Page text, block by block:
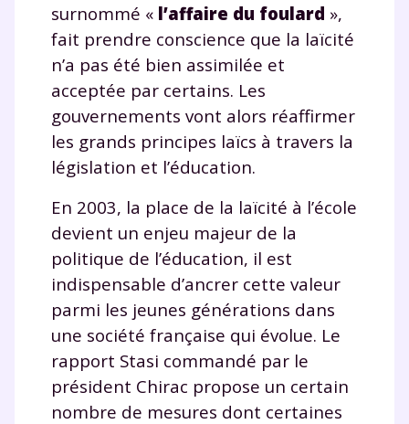
surnommé « l’affaire du foulard »,
fait prendre conscience que la laïcité
n’a pas été bien assimilée et
acceptée par certains. Les
gouvernements vont alors réaffirmer
les grands principes laïcs à travers la
législation et l’éducation.
En 2003, la place de la laïcité à l’école
devient un enjeu majeur de la
politique de l’éducation, il est
indispensable d’ancrer cette valeur
parmi les jeunes générations dans
une société française qui évolue. Le
rapport Stasi commandé par le
président Chirac propose un certain
nombre de mesures dont certaines
Votre adresse e-mail sera exclusivement utilisée pour
vous envoyer notre newsletter. Vous pourrez vous
désinscrire à tout moment, à travers le lien de
désinscription présent dans chaque newsletter. Pour
en savoir plus sur la gestion de vos données
personnelles et pour exercer vos droits, vous pouvez
consulternotre charte.